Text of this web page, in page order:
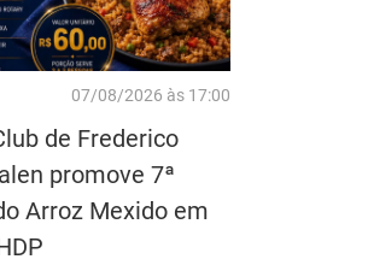
07/08/2026 às 17:00
de Frederico
promove 7ª
Arroz Mexido em